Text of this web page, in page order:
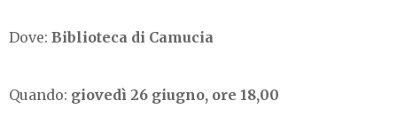
Dove: Biblioteca di Camucia
Quando: giovedì 26 giugno, ore 18,00